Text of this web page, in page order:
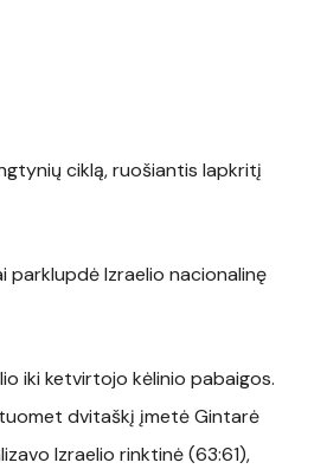
ciklą, ruošiantis lapkritį
parklupdė Izraelio nacionalinę
iki ketvirtojo kėlinio pabaigos.
dvitaškį įmetė Gintarė
Izraelio rinktinė (63:61),